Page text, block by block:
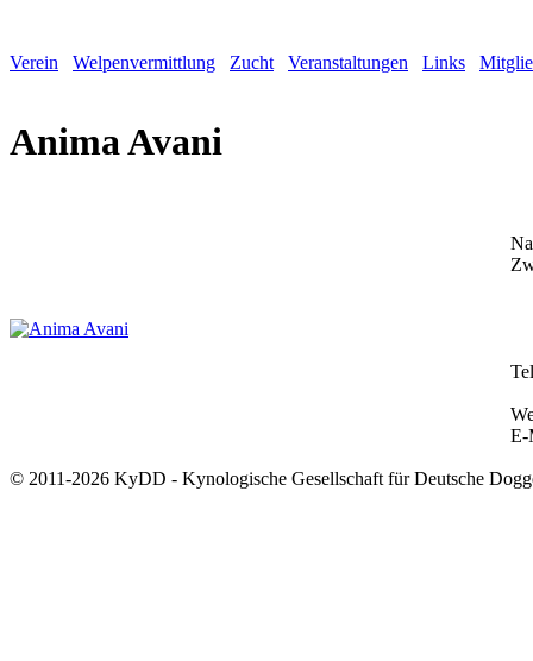
Verein Welpenvermittlung Zucht Veranstaltungen Links
Anima Avani
E-
© 2011-2026 KyDD - Kynologische Gesellschaft für Deutsche